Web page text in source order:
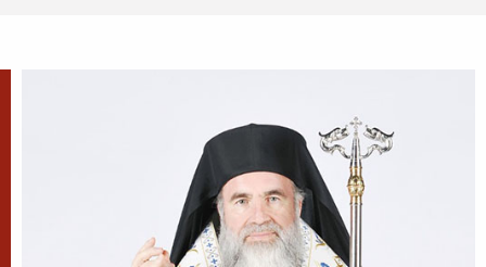
Domnului
Schimbarea la Față a
Mântuitorului Iisus Hristos este
unul din Praznicele împărătești ale Bisericii
Ortodoxe, sărbătorită la 6 august.